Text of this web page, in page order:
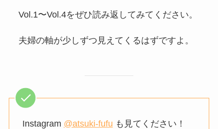
Vol.1〜Vol.4をぜひ読み返してみてください。
夫婦の軸が少しずつ見えてくるはずですよ。
Instagram @atsuki-fufu も見てください！